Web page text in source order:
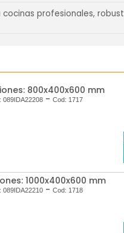
profesionales,
800x400x600 mm
089IDA22208- Cod: 1717
1000x400x600 mm
089IDA22210- Cod: 1718